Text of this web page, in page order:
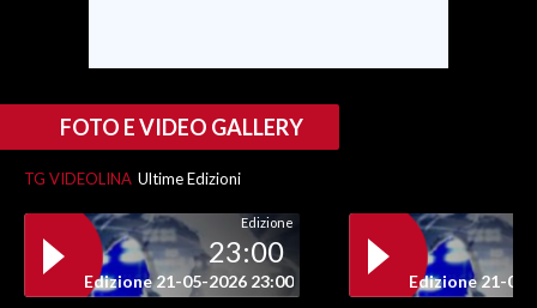
FOTO E VIDEO GALLERY
TG VIDEOLINA Ultime Edizioni
Edizione
23:00
Edizione 21-05-2026 23:00 Edizione 21-05-